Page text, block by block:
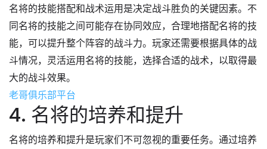
名将的技能搭配和战术运用是决定战斗胜负的关键因素。不
同名将的技能之间可能存在协同效应，合理地搭配名将的技
能，可以提升整个阵容的战斗力。玩家还需要根据具体的战
斗情况，灵活运用名将的技能，选择合适的战术，以取得最
大的战斗效果。
老哥俱乐部平台
4. 名将的培养和提升
名将的培养和提升是玩家们不可忽视的重要任务。通过培养